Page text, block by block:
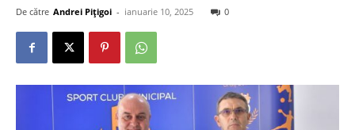
De către Andrei Pițigoi - ianuarie 10, 2025 0